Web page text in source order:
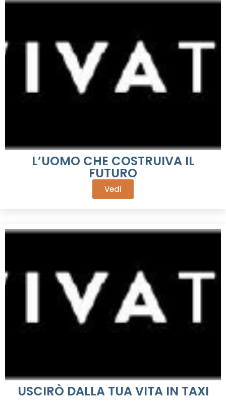
L’UOMO CHE COSTRUIVA IL
FUTURO
Vedi
USCIRÒ DALLA TUA VITA IN TAXI